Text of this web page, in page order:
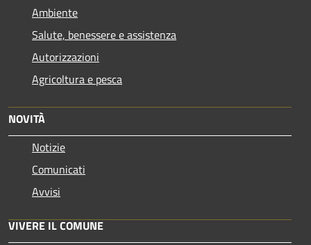
Ambiente
Salute, benessere e assistenza
Autorizzazioni
Agricoltura e pesca
NOVITÀ
Notizie
Comunicati
Avvisi
VIVERE IL COMUNE